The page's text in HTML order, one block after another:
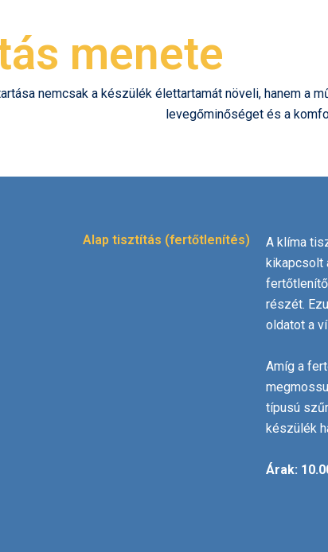
menete
nemcsak a készülék élettartamát növeli, hanem
levegőminőséget és a
Alap tisztítás (fertőtlenítés)
A klíma
kikapcsolt
részét.
oldatot a
Amíg a
típusú
készülék
Árak: